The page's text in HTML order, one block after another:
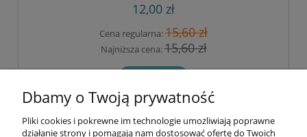
12,00 zł
Cena regularna:15,60 zł
Najniższa cena:15,60 zł
Informacje
Dbamy o Twoją prywatność
Pliki cookies i pokrewne im technologie umożliwiają poprawne
działanie strony i pomagają nam dostosować ofertę do Twoich